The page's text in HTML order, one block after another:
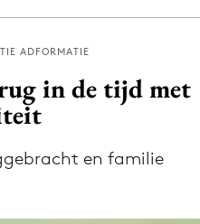
via de Adformatie
ADFORMATIE
in de tijd met
en familie